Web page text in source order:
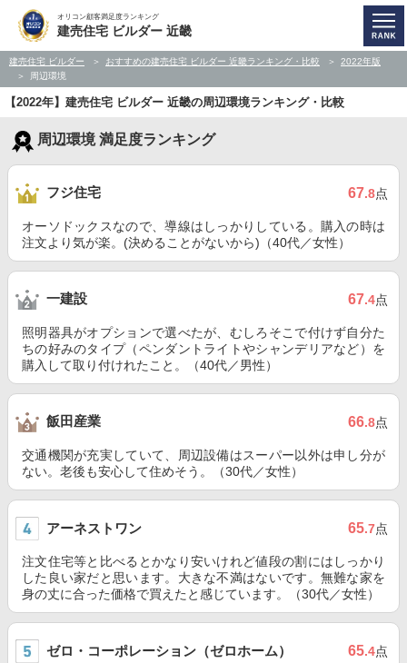
オリコン顧客満足度ランキング
建売住宅 ビルダー 近畿
建売住宅 ビルダー おすすめの建売住宅 ビルダー 近畿ランキング・比較
2022年版
周辺環境
【2022年】建売住宅 ビルダー 近畿の周辺環境ランキング・比較
周辺環境 満足度ランキング
フジ住宅 67.8点
オーソドックスなので、導線はしっかりしている。購入の時は
注文より気が楽。(決めることがないから)（40代／女性）
一建設 67.4点
照明器具がオプションで選べたが、むしろそこで付けず自分た
ちの好みのタイプ（ペンダントライトやシャンデリアなど）を
購入して取り付けれたこと。（40代／男性）
飯田産業 66.8点
交通機関が充実していて、周辺設備はスーパー以外は申し分が
ない。老後も安心して住めそう。（30代／女性）
アーネストワン 65.7点
注文住宅等と比べるとかなり安いけれど値段の割にはしっかり
した良い家だと思います。大きな不満はないです。無難な家を
身の丈に合った価格で買えたと感じています。（30代／女性）
ゼロ・コーポレーション（ゼロホーム） 65.4点